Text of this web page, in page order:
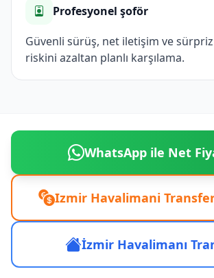
Profesyonel şoför
Güvenli sürüş, net iletişim ve
riskini azaltan planlı karşılama.
WhatsApp ile Net
Izmir Havalimani
İzmir Havalimanı